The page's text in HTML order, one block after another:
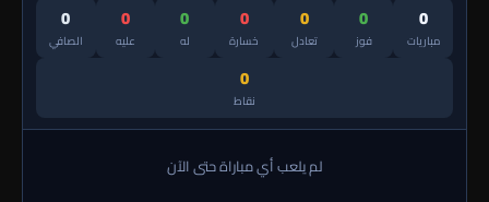
0
مباريات
0
فوز
0
تعادل
0
خسارة
0
له
0
عليه
0
الصافي
0
نقاط
لم يلعب أي مباراة حتى الآن